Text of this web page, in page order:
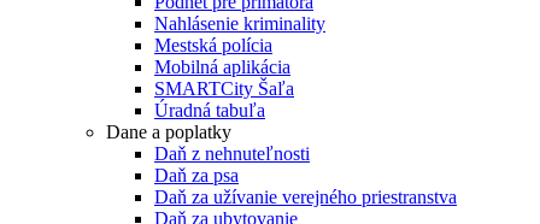
Nahlásenie kriminality
Mestská polícia
Mobilná aplikácia
SMARTCity Šaľa
Úradná tabuľa
Dane a poplatky
Daň z nehnuteľnosti
Daň za psa
Daň za užívanie verejného priestranstva
Daň za ubytovanie